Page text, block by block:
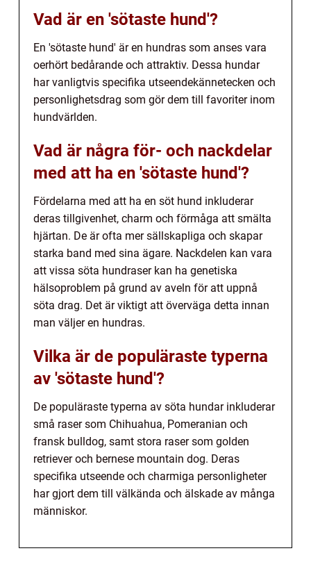
Vad är en 'sötaste hund'?
En 'sötaste hund' är en hundras som anses vara
oerhört bedårande och attraktiv. Dessa hundar
har vanligtvis specifika utseendekännetecken och
personlighetsdrag som gör dem till favoriter inom
hundvärlden.
Vad är några för- och nackdelar
med att ha en 'sötaste hund'?
Fördelarna med att ha en söt hund inkluderar
deras tillgivenhet, charm och förmåga att smälta
hjärtan. De är ofta mer sällskapliga och skapar
starka band med sina ägare. Nackdelen kan vara
att vissa söta hundraser kan ha genetiska
hälsoproblem på grund av aveln för att uppnå
söta drag. Det är viktigt att överväga detta innan
man väljer en hundras.
Vilka är de populäraste typerna
av 'sötaste hund'?
De populäraste typerna av söta hundar inkluderar
små raser som Chihuahua, Pomeranian och
fransk bulldog, samt stora raser som golden
retriever och bernese mountain dog. Deras
specifika utseende och charmiga personligheter
har gjort dem till välkända och älskade av många
människor.